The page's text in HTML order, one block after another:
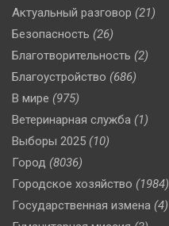
Актуальный разговор (21)
Безопасность (26)
Благотворительность (2)
Благоустройство (686)
В мире (975)
Ветеринарная служба (1)
Выборы 2025 (10)
Город (8036)
Городское хозяйство (1984)
Государственная измена (4)